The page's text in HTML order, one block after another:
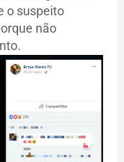
o suspeito
não